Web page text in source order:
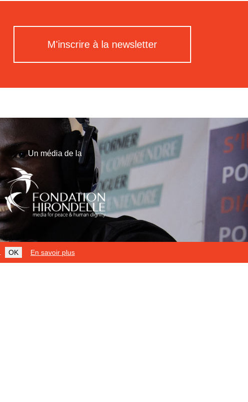
OK En savoir plus
M'inscrire à la newsletter
Un média de la